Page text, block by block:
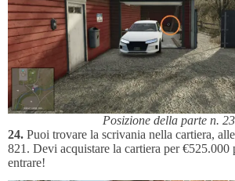
Posizione della parte n. 23
24. Puoi trovare la scrivania nella cartiera,
821. Devi acquistare la cartiera per €525.000
entrare!